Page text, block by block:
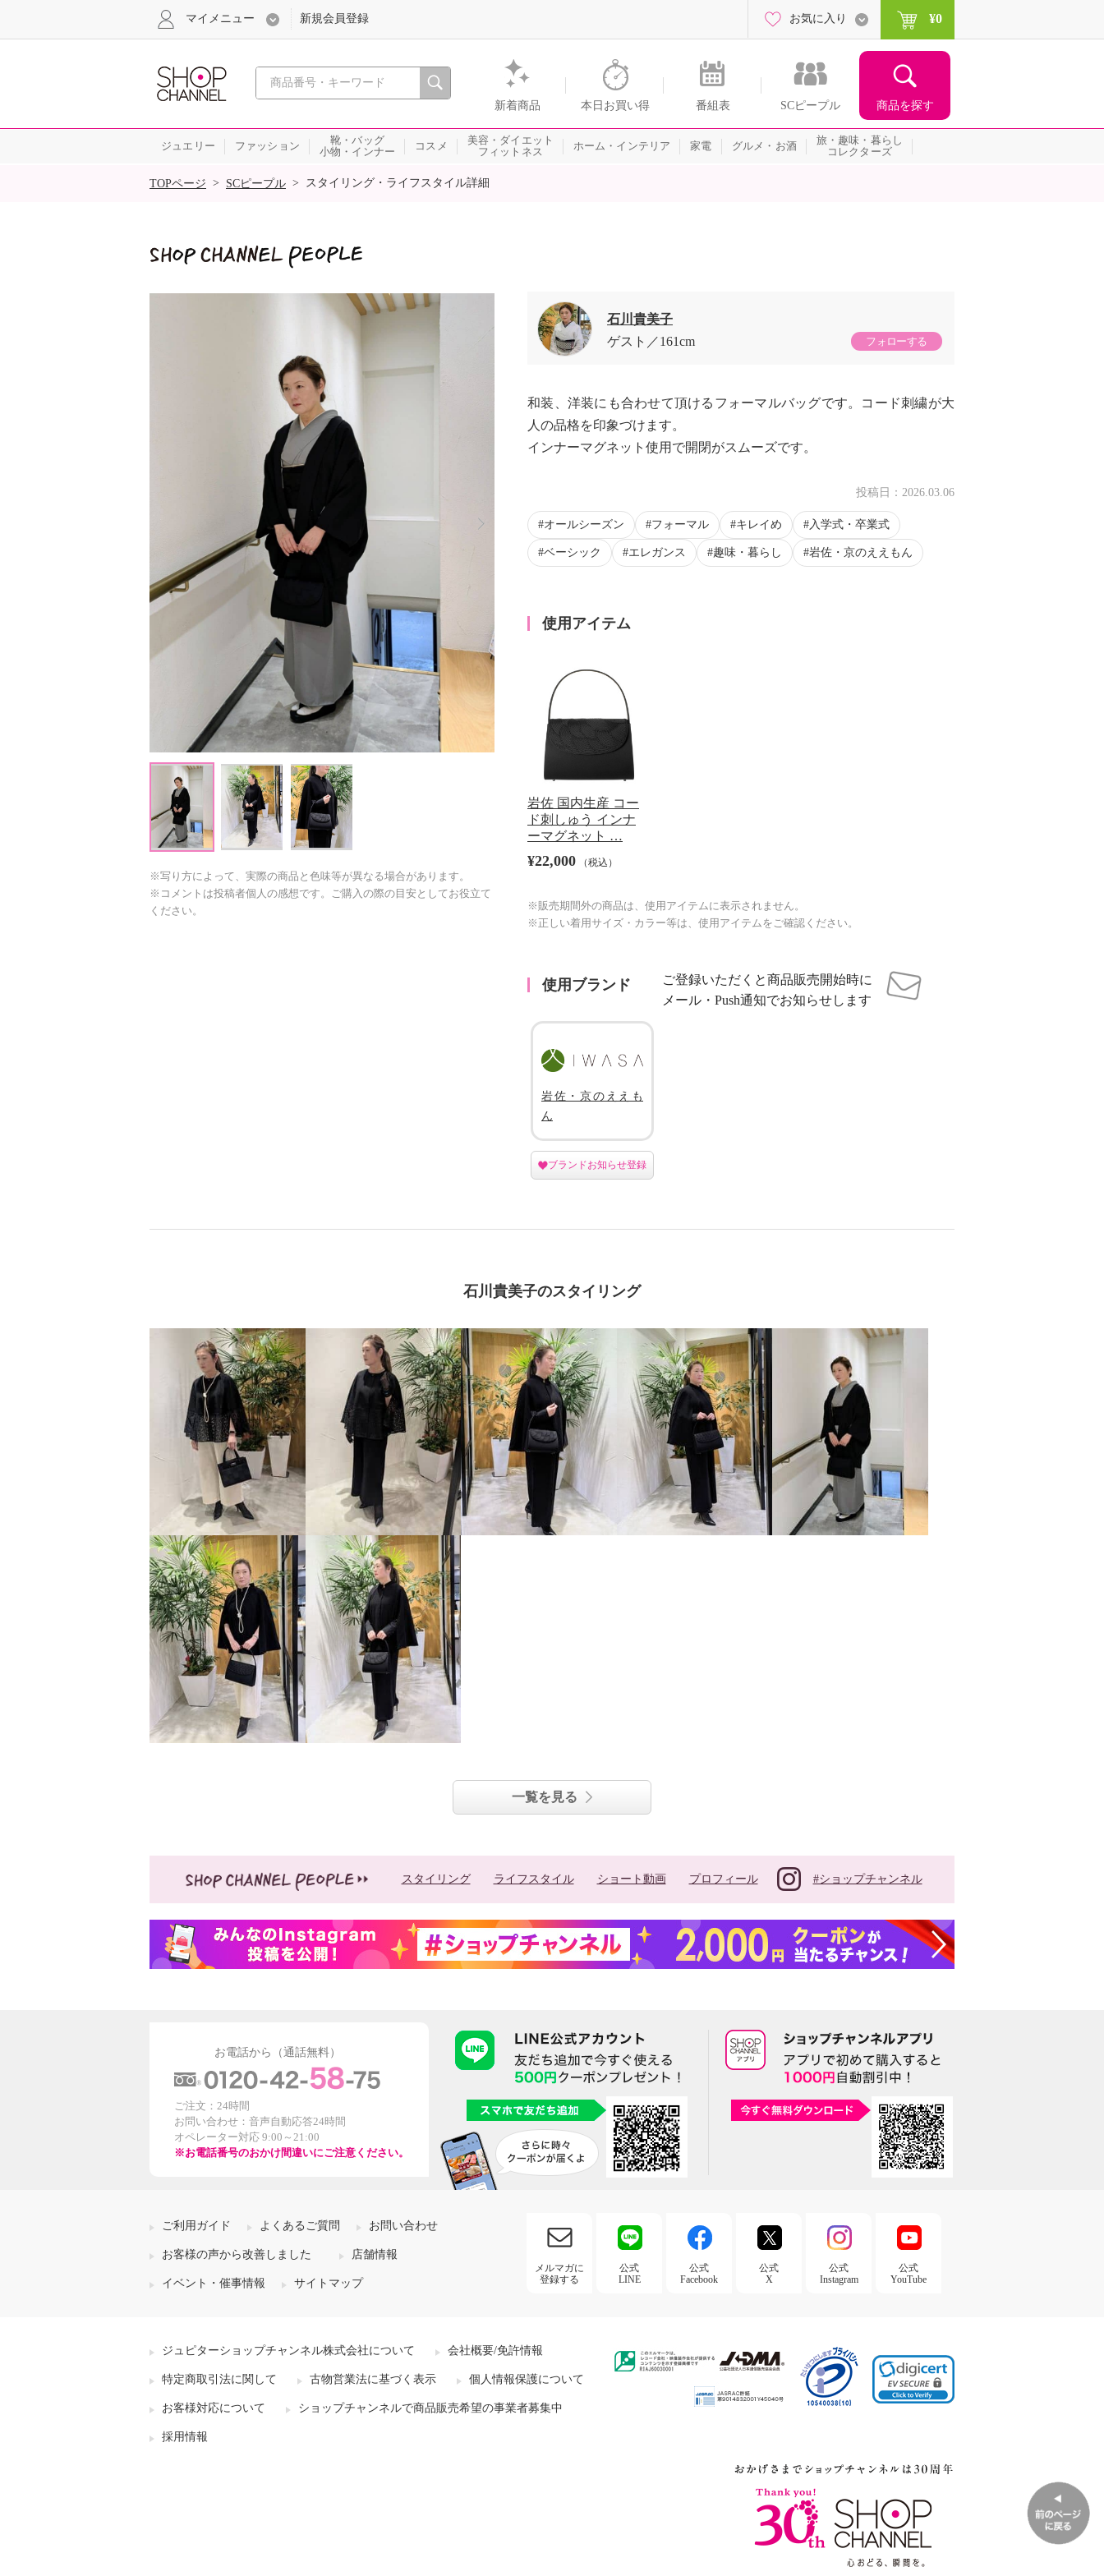
心おどる、瞬間を。通販・テレビショッピングのショップチャンネル
新着商品 本日お買い得 番組表 SCピープル 商品を探す
マイメニュー 新規会員登録 お気に入り ¥0
ジュエリー ファッション
靴・バッグ
小物・インナー
コスメ
美容・ダイエット
フィットネス
ホーム・インテリア 家電 グルメ・お酒
旅・趣味・暮らし
コレクターズ
SALE
TOPページ > SCピープル > スタイリング・ライフスタイル詳細
※写り方によって、実際の商品と色味等が異なる場合があります。
※コメントは投稿者個人の感想です。ご購入の際の目安としてお役立て
ください。
石川貴美子
ゲスト
161cm フォローする
和装、洋装にも合わせて頂けるフォーマルバッグです。コード刺繍が大
人の品格を印象づけます。
インナーマグネット使用で開閉がスムーズです。
投稿日： 2026.03.06
オールシーズン フォーマル キレイめ 入学式・卒業式
ベーシック エレガンス 趣味・暮らし 岩佐・京のええもん
使用アイテム
岩佐 国内生産 コー
ド刺しゅう インナ
ーマグネット …
¥22,000 （税込）
※販売期間外の商品は、使用アイテムに表示されません。
※正しい着用サイズ・カラー等は、使用アイテムをご確認ください。
使用ブランド
ご登録いただくと商品販売開始時に
メール・Push通知でお知らせします
岩佐・京のええも
ん
ブランドお知らせ登録
石川貴美子のスタイリング
一覧を見る
スタイリング ライフスタイル ショート動画 プロフィール #ショップチャンネル
お電話から（通話無料）
ご注文：24時間
お問い合わせ：音声自動応答24時間
オペレーター対応 9:00～21:00
※お電話番号のおかけ間違いにご注意ください。
ご利用ガイド よくあるご質問 お問い合わせ
お客様の声から改善しました 店舗情報
イベント・催事情報 サイトマップ
メルマガに
登録する
公式
LINE
公式
Facebook
公式
X
公式
Instagram
公式
YouTube
ジュピターショップチャンネル株式会社について 会社概要/免許情報
特定商取引法に関して 古物営業法に基づく表示 個人情報保護について
お客様対応について ショップチャンネルで商品販売希望の事業者募集中
採用情報